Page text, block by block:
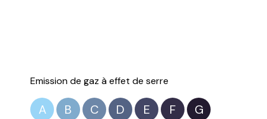
Emission de gaz à effet de serre
A B C D E F G